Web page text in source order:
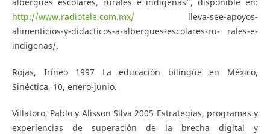
http://www.radiotele.com.mx/lleva-see-apoyos-
alimenticios-y-didacticos-a-albergues-escolares-ru- rales-e-
indigenas/.
Rojas, Irineo 1997 La educación bilingüe en México,
Sinéctica, 10, enero-junio.
Villatoro, Pablo y Alisson Silva 2005 Estrategias, programas y
experiencias de superación de la brecha digital y